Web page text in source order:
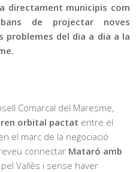
directament municipis com
de projectar noves
problemes del dia a dia a la
Comarcal del Maresme,
orbital pactat entre el
el marc de la negociació
connectar Mataró amb
Vallès i sense haver